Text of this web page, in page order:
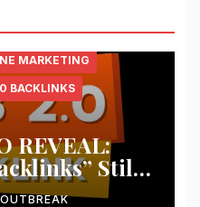
LATEST
MARKETING
BACKLINKS
REVEAL:
Still
Rankings in